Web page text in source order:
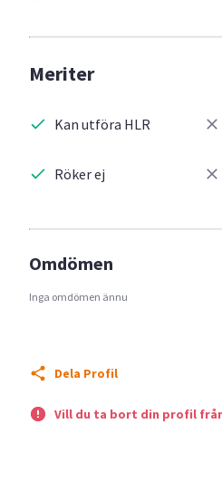
Meriter
Kan utföra HLR
Röker ej
Omdömen
Inga omdömen ännu
Dela Profil
Vill du ta bort din profil